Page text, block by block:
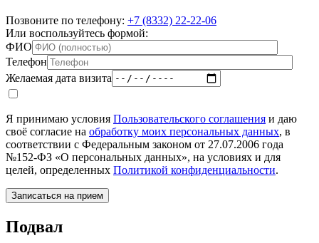
Позвоните по телефону: +7 (8332) 22-22-06
Или воспользуйтесь формой:
ФИО
Телефон
Желаемая дата визита
Я принимаю условия Пользовательского соглашения и даю
своё согласие на обработку моих персональных данных, в
соответствии с Федеральным законом от 27.07.2006 года
№152-ФЗ «О персональных данных», на условиях и для
целей, определенных Политикой конфиденциальности.
Подвал